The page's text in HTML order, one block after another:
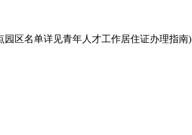
区名单详见青年人才工作居住证办理指南)